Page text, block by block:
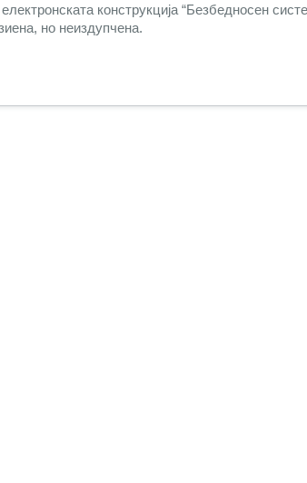
конструкција “Безбедносен
но неиздупчена.